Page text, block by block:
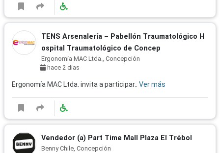
TENS Arsenalería – Pabellón Traumatológico H
ospital Traumatológico de Concep
Ergonomía MAC Ltda., Concepción
hace 2 dias
Ergonomía MAC Ltda. invita a participar.. Ver más
Vendedor (a) Part Time Mall Plaza El Trébol
Benny Chile, Concepción